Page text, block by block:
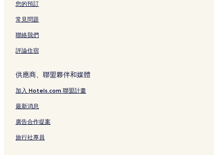
武荖坑風景區附近的飯店
五結飯店
茅埔城古道附近的飯店
您的預訂
常見問題
聯絡我們
評論住宿
供應商、聯盟夥伴和媒體
加入 Hotels.com 聯盟計畫
最新消息
廣告合作提案
旅行社專員